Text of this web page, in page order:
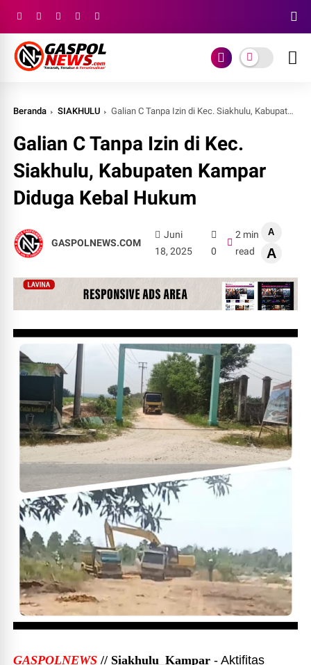
Beranda SIAKHULU Galian C Tanpa Izin di Kec. Siakhulu, Kabupaten Kampar Diduga Kebal Hukum
Galian C Tanpa Izin di Kec.
Siakhulu, Kabupaten Kampar
Diduga Kebal Hukum
GASPOLNEWS.COM
Juni
18, 2025
0
2 min
read
A
A
GASPOLNEWS // Siakhulu_Kampar - Aktifitas